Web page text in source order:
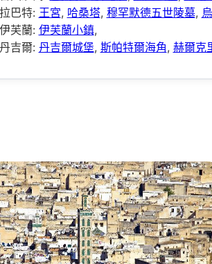
巴特: 王宮, 哈桑塔, 穆罕默德五世陵墓,
芙蘭: 伊芙蘭小鎮,
吉爾: 丹吉爾城堡, 斯帕特爾海角, 赫爾克